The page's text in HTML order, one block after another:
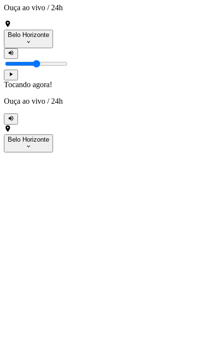
Ouça ao vivo / 24h
Belo Horizonte
Tocando agora!
Ouça ao vivo / 24h
Belo Horizonte